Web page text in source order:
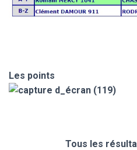
Les points
Tous les